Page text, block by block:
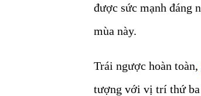
được sức mạnh đáng
mùa này.
Trái ngược hoàn toàn,
tượng với vị trí thứ ba